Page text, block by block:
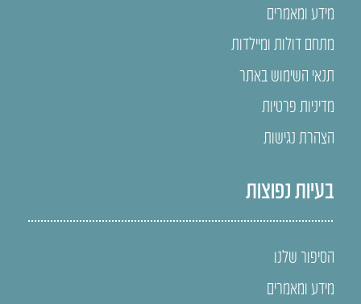
מידע ומאמרים
מתחם דולות ומיילדות
תנאי השימוש באתר
מדיניות פרטיות
הצהרת נגישות
בעיות נפוצות
הסיפור שלנו
מידע ומאמרים